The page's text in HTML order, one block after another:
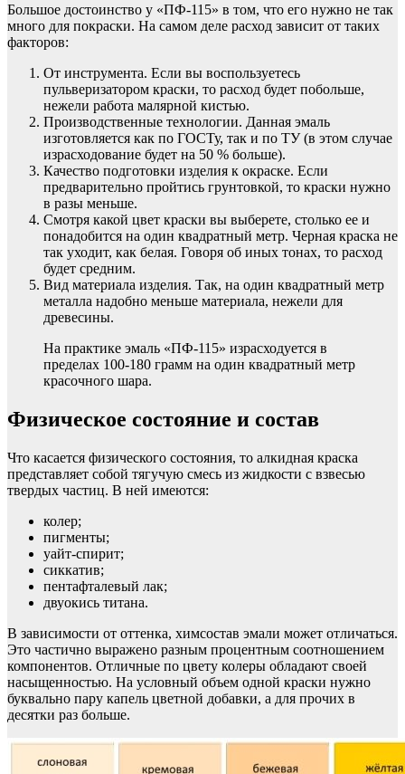
Большое достоинство у «ПФ-115» в том, что его нужно не так
много для покраски. На самом деле расход зависит от таких
факторов:
От инструмента. Если вы воспользуетесь
пульверизатором краски, то расход будет побольше,
нежели работа малярной кистью.
Производственные технологии. Данная эмаль
изготовляется как по ГОСТу, так и по ТУ (в этом случае
израсходование будет на 50 % больше).
Качество подготовки изделия к окраске. Если
предварительно пройтись грунтовкой, то краски нужно
в разы меньше.
Смотря какой цвет краски вы выберете, столько ее и
понадобится на один квадратный метр. Черная краска не
так уходит, как белая. Говоря об иных тонах, то расход
будет средним.
Вид материала изделия. Так, на один квадратный метр
металла надобно меньше материала, нежели для
древесины.
На практике эмаль «ПФ-115» израсходуется в
пределах 100-180 грамм на один квадратный метр
красочного шара.
Физическое состояние и состав
Что касается физического состояния, то алкидная краска
представляет собой тягучую смесь из жидкости с взвесью
твердых частиц. В ней имеются:
колер;
пигменты;
уайт-спирит;
сиккатив;
пентафталевый лак;
двуокись титана.
В зависимости от оттенка, химсостав эмали может отличаться.
Это частично выражено разным процентным соотношением
компонентов. Отличные по цвету колеры обладают своей
насыщенностью. На условный объем одной краски нужно
буквально пару капель цветной добавки, а для прочих в
десятки раз больше.